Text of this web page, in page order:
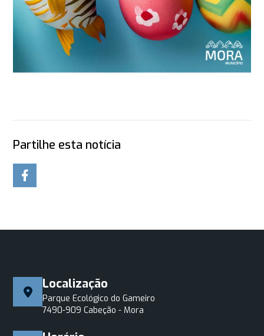
Partilhe esta notícia
Localização
Parque Ecológico do Gameiro
7490-909 Cabeção - Mora